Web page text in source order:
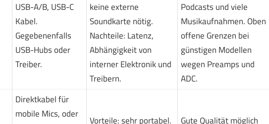
USB-A/B, USB-C
Kabel.
Gegebenenfalls
USB-Hubs oder
Treiber.
keine externe
Soundkarte nötig.
Nachteile: Latenz,
Abhängigkeit von
interner Elektronik und
Treibern.
Podcasts und viele
Musikaufnahmen. Oben
offene Grenzen bei
günstigen Modellen
wegen Preamps und
ADC.
Direktkabel für
mobile Mics, oder
Vorteile: sehr portabel.
Gute Qualität möglich